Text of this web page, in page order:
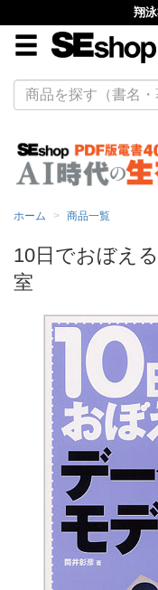
翔
ホーム 商品一覧
10日でおぼえ
室